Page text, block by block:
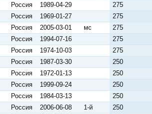
Россия 1989-04-29 275
Россия 1969-01-27 275
Россия 2005-03-01 мс 275
Россия 1994-07-16 275
Россия 1974-10-03 275
Россия 1987-03-30 250
Россия 1972-01-13 250
Россия 1999-09-24 250
Россия 1984-03-13 250
Россия 2006-06-08 1-й 250